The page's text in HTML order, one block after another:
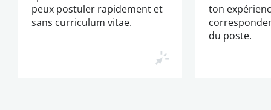
peux postuler rapidement et
sans curriculum vitae.
ton
du poste.